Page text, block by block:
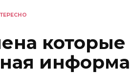
которые